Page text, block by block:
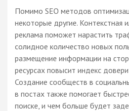
Помимо SEO методов
некоторые другие. Контекстная
реклама поможет нарастить
солидное количество новых
размещение информации на
ресурсах повысит индекс
Создание сообществ в
в постах также помогает
поиске, и чем больше будет